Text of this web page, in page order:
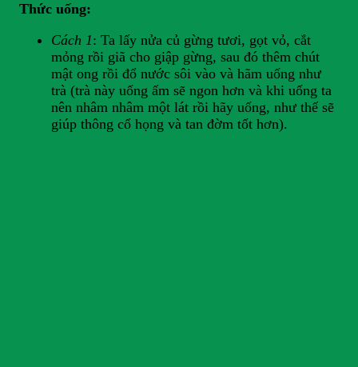
Thức uống:
Cách 1: Ta lấy nửa củ gừng tươi, gọt vỏ, cắt
mỏng rồi giã cho giập gừng, sau đó thêm chút
mật ong rồi đổ nước sôi vào và hãm uống như
trà (trà này uống ấm sẽ ngon hơn và khi uống ta
nên nhâm nhâm một lát rồi hãy uống, như thế sẽ
giúp thông cổ họng và tan đờm tốt hơn).